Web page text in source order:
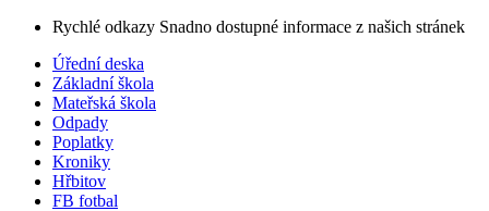
Rychlé odkazy Snadno dostupné informace z našich stránek
Úřední deska
Základní škola
Mateřská škola
Odpady
Poplatky
Kroniky
Hřbitov
FB fotbal